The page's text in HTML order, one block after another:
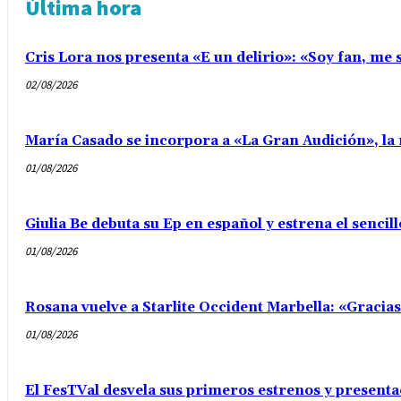
Última hora
Cris Lora nos presenta «E un delirio»: «Soy fan,
02/08/2026
María Casado se incorpora a «La Gran Audición», la
01/08/2026
Giulia Be debuta su Ep en español y estrena el
01/08/2026
Rosana vuelve a Starlite Occident Marbella:
01/08/2026
El FesTVal desvela sus primeros estrenos y